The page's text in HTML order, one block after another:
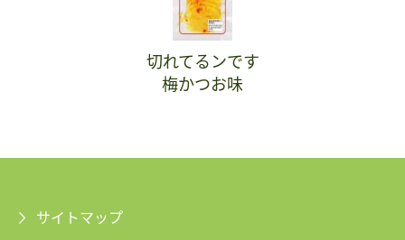
切れてるンです
梅かつお味
サイトマップ